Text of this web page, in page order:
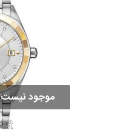
موجود نیست